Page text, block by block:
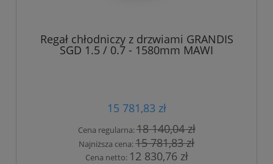
Regał chłodniczy z drzwiami GRANDIS
SGD 1.5 / 0.7 - 1580mm MAWI
15 781,83 zł
Cena regularna:18 140,04 zł
Najniższa cena:15 781,83 zł
Cena netto: 12 830,76 zł